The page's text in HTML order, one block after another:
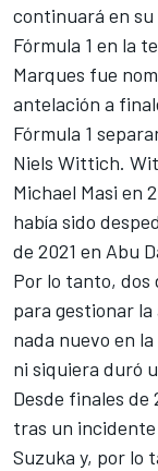
continuará en
Fórmula 1 en la
Marques fue
antelación a
Fórmula 1
Niels Wittich.
Michael Masi en
había sido
de 2021 en Abu
Por lo tanto,
para gestionar
nada nuevo en
ni siquiera duró
Desde finales de
tras un incidente
Suzuka y, por lo